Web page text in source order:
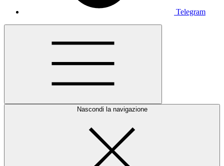
Telegram
Nascondi la navigazione